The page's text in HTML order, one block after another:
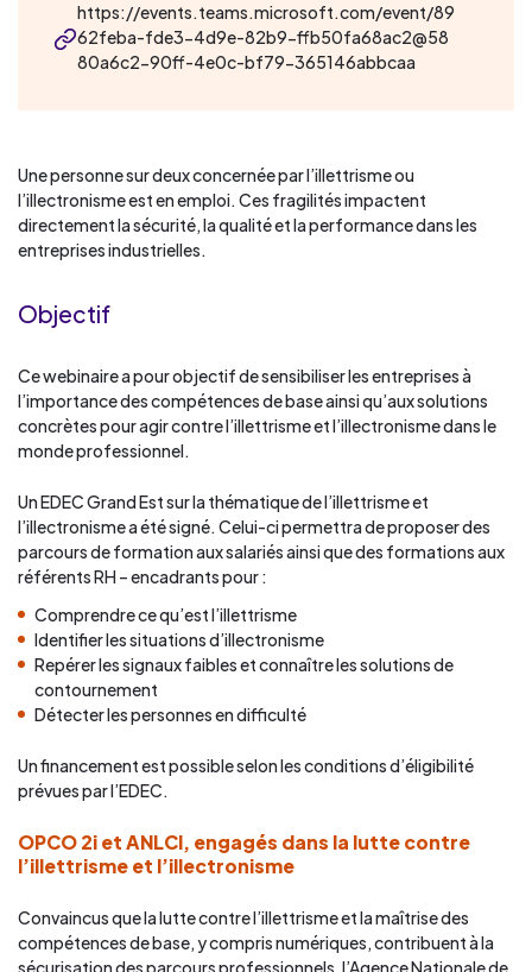
https://events.teams.microsoft.com/event/89
62feba-fde3-4d9e-82b9-ffb50fa68ac2@58
80a6c2-90ff-4e0c-bf79-365146abbcaa
Une personne sur deux concernée par l’illettrisme ou
l’illectronisme est en emploi. Ces fragilités impactent
directement la sécurité, la qualité et la performance dans les
entreprises industrielles.
Objectif
Ce webinaire a pour objectif de sensibiliser les entreprises à
l’importance des compétences de base ainsi qu’aux solutions
concrètes pour agir contre l’illettrisme et l’illectronisme dans le
monde professionnel.
Un EDEC Grand Est sur la thématique de l’illettrisme et
l’illectronisme a été signé. Celui-ci permettra de proposer des
parcours de formation aux salariés ainsi que des formations aux
référents RH – encadrants pour :
Comprendre ce qu’est l’illettrisme
Identifier les situations d’illectronisme
Repérer les signaux faibles et connaître les solutions de
contournement
Détecter les personnes en difficulté
Un financement est possible selon les conditions d’éligibilité
prévues par l’EDEC.
OPCO 2i et ANLCI, engagés dans la lutte contre
l’illettrisme et l’illectronisme
Convaincus que la lutte contre l’illettrisme et la maîtrise des
compétences de base, y compris numériques, contribuent à la